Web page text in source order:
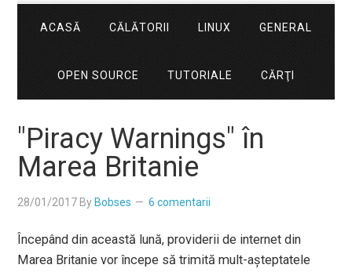
ACASĂ CĂLĂTORII LINUX GENERAL
OPEN SOURCE TUTORIALE CĂRŢI
"Piracy Warnings" în
Marea Britanie
28/01/2017 By Bobses 6 comentarii
Începând din această lună, providerii de internet din
Marea Britanie vor începe să trimită mult-așteptatele